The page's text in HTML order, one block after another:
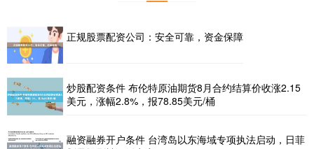
正规股票配资公司：安全可靠，资金保障
炒股配资条件 布伦特原油期货8月合约结算价收涨2.15
美元，涨幅2.8%，报78.85美元/桶
融资融券开户条件 台湾岛以东海域专项执法启动，日菲